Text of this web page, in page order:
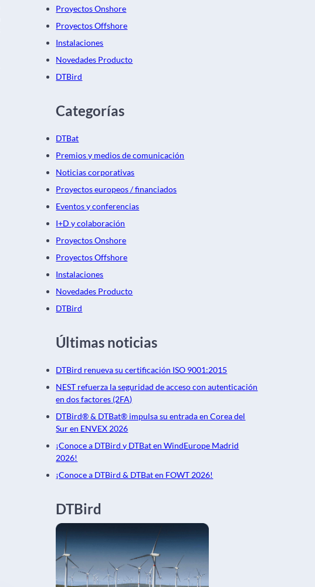
Proyectos Onshore
Proyectos Offshore
Instalaciones
Novedades Producto
DTBird
Categorías
DTBat
Premios y medios de comunicación
Noticias corporativas
Proyectos europeos / financiados
Eventos y conferencias
I+D y colaboración
Proyectos Onshore
Proyectos Offshore
Instalaciones
Novedades Producto
DTBird
Últimas noticias
DTBird renueva su certificación ISO 9001:2015
NEST refuerza la seguridad de acceso con autenticación
en dos factores (2FA)
DTBird® & DTBat® impulsa su entrada en Corea del
Sur en ENVEX 2026
¡Conoce a DTBird y DTBat en WindEurope Madrid
2026!
¡Conoce a DTBird & DTBat en FOWT 2026!
DTBird